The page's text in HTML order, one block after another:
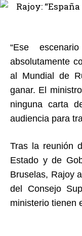
“Ese
absolutamente
al Mundial de
ganar. El
ninguna carta
audiencia para
Tras la reunión
Estado y de
Bruselas, Rajoy
del Consejo
ministerio tienen